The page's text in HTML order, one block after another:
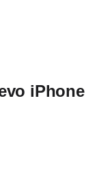
iPhone